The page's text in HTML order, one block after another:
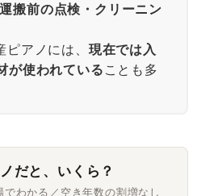
運搬前の点検・クリーニン
アノには、 現在では入
が使われている ことも多
だと、いくら？
わかる／空き年数の割増なし